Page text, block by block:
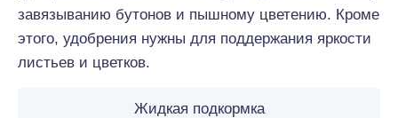
завязыванию бутонов и пышному цветению. Кроме
этого, удобрения нужны для поддержания яркости
листьев и цветков.
Жидкая подкормка